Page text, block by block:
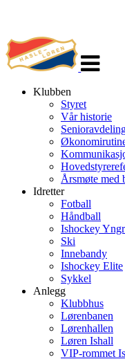
navigasjon
Klubben
Styret
Vår historie
Årsmøte med
Idretter
Fotball
Håndball
Ishockey
Ski
Innebandy
Ishockey Elite
Sykkel
Anlegg
Klubbhus
Lørenbanen
Lørenhallen
Løren Ishall
VIP-rommet